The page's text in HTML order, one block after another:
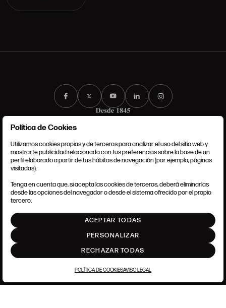
CONDICIONES GENERALES
POLÍTICA DE COOKIES
AJUSTE DE COOKIES
Política de Cookies
Utilizamos cookies propias y de terceros para analizar el uso del sitio web y
mostrarte publicidad relacionada con tus preferencias sobre la base de un
perfil elaborado a partir de tus hábitos de navegación (por ejemplo, páginas
visitadas).
Tenga en cuenta que, si acepta las cookies de terceros, deberá eliminarlas
desde las opciones del navegador o desde el sistema ofrecido por el propio
tercero.
ACEPTAR TODAS
PERSONALIZAR
RECHAZAR TODAS
POLÍTICA DE COOKIESAVISO LEGAL